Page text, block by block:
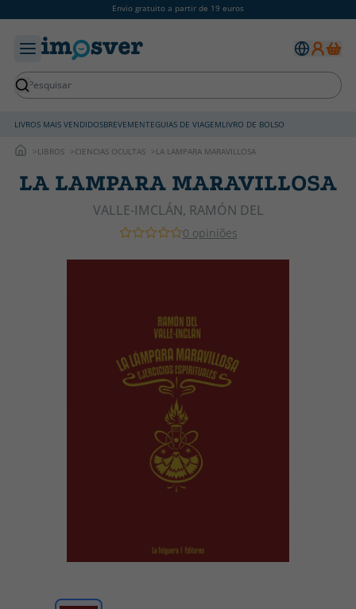
Envio gratuito a partir de 19 euros
LIVROS MAIS VENDIDOSBREVEMENTEGUIAS DE VIAGEMLIVRO DE BOLSO
LIBROS CIENCIAS OCULTAS LA LAMPARA MARAVILLOSA
LA LAMPARA MARAVILLOSA
VALLE-IMCLÁN, RAMÓN DEL
0 opiniões